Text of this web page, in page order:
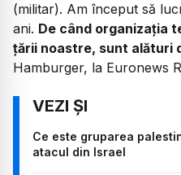
(militar). Am început să
ani. De când organizația
țării noastre, sunt alături
Hamburger, la Euronews
Ce este gruparea
atacul din Israel